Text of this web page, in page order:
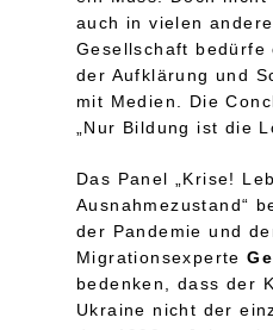
auch in vielen
Gesellschaft
der Aufklärung und
mit Medien. Die
„Nur Bildung ist die
Das Panel „Krise!
Ausnahmezustand“
der Pandemie und
Migrationsexperte
bedenken, dass der
Ukraine nicht der